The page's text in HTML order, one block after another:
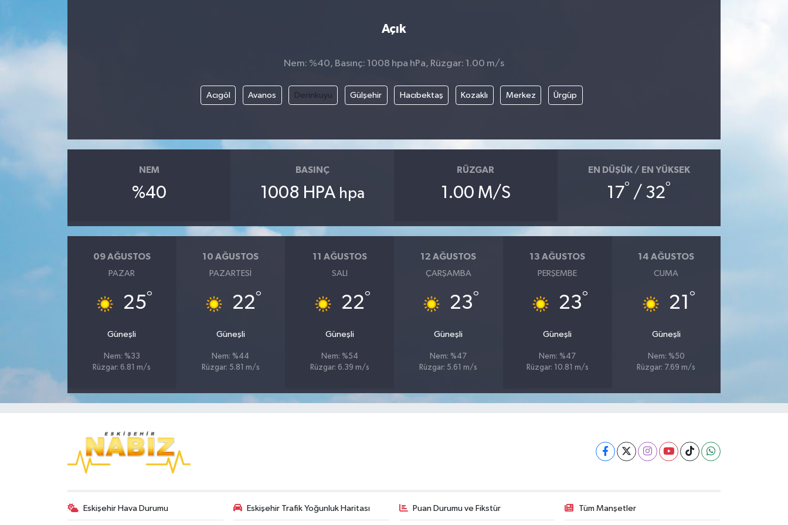
Açık
Nem: %40, Basınç: 1008 hpa hPa, Rüzgar: 1.00 m/s
Acıgöl Avanos Derinkuyu Gülşehir Hacıbektaş Kozaklı Merkez Ürgüp
NEM
%40
BASINÇ
1008 HPA hpa
RÜZGAR
1.00 M/S
EN DÜŞÜK / EN YÜKSEK
17° / 32°
09 AĞUSTOS
PAZAR
25°
Güneşli
Nem: %33
Rüzgar: 6.81 m/s
10 AĞUSTOS
PAZARTESI
22°
Güneşli
Nem: %44
Rüzgar: 5.81 m/s
11 AĞUSTOS
SALI
22°
Güneşli
Nem: %54
Rüzgar: 6.39 m/s
12 AĞUSTOS
ÇARŞAMBA
23°
Güneşli
Nem: %47
Rüzgar: 5.61 m/s
13 AĞUSTOS
PERŞEMBE
23°
Güneşli
Nem: %47
Rüzgar: 10.81 m/s
14 AĞUSTOS
CUMA
21 °
Güneşli
Nem: %50
Rüzgar: 7.69 m/s
Eskişehir Hava Durumu Eskişehir Trafik Yoğunluk Haritası Puan Durumu ve Fikstür Tüm Manşetler
Kültür Sanat